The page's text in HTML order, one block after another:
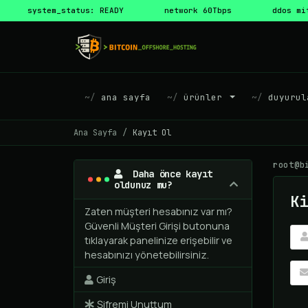
system_status: READY network 60Tbps ddos
ana sayfa ürünler
Ana Sayfa Kayıt Ol
Daha önce kayıt
oldunuz mu?
Zaten müşteri hesabınız var mı?
Güvenli Müşteri Girişi butonuna
tıklayarak panelinize erişebilir ve
hesabınızı yönetebilirsiniz.
Giriş
Şifremi Unuttum